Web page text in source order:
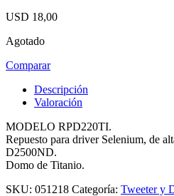
USD 18,00
Agotado
Comparar
Descripción
Valoración
MODELO RPD220TI.
Repuesto para driver Selenium, de
D2500ND.
Domo de Titanio.
SKU: 051218 Categoría: Tweeter y